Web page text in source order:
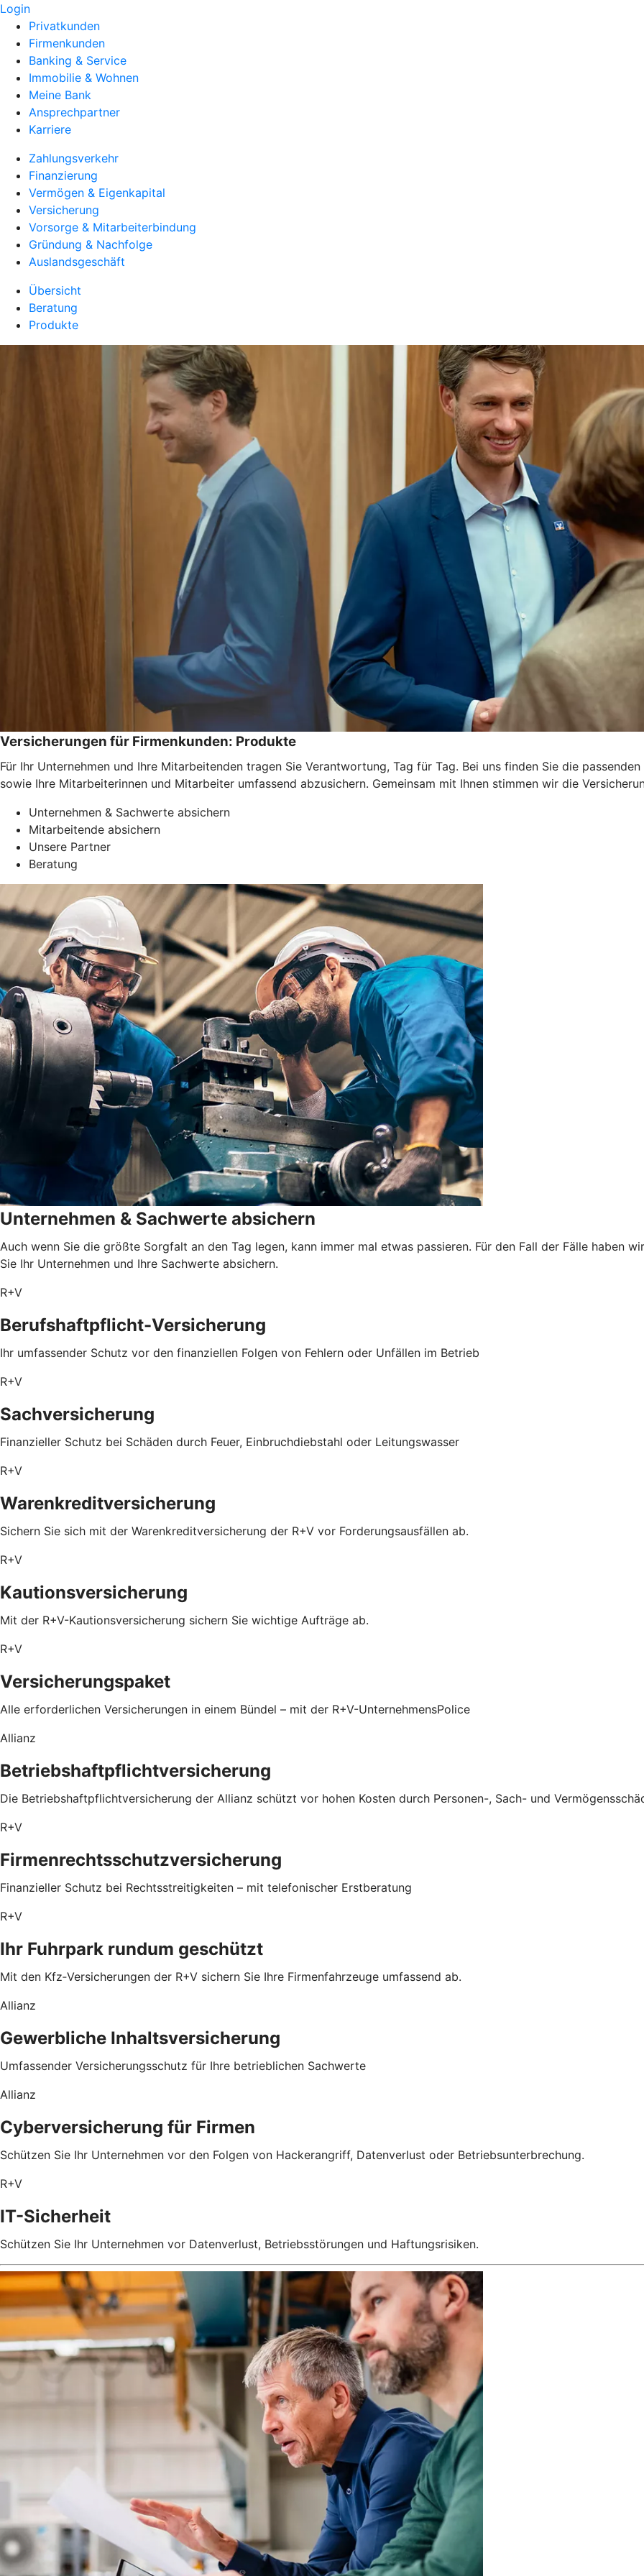
Login
Privatkunden
Firmenkunden
Banking & Service
Immobilie & Wohnen
Meine Bank
Ansprechpartner
Karriere
Zahlungsverkehr
Finanzierung
Vermögen & Eigenkapital
Versicherung
Vorsorge & Mitarbeiterbindung
Gründung & Nachfolge
Auslandsgeschäft
Übersicht
Beratung
Produkte
Versicherungen für Firmenkunden: Produkte
Für Ihr Unternehmen und Ihre Mitarbeitenden tragen Sie Verantwortung, Tag für Tag. Bei uns finden Sie die
sowie Ihre Mitarbeiterinnen und Mitarbeiter umfassend abzusichern. Gemeinsam mit Ihnen stimmen wir die
Unternehmen & Sachwerte absichern
Mitarbeitende absichern
Unsere Partner
Beratung
Unternehmen & Sachwerte absichern
Auch wenn Sie die größte Sorgfalt an den Tag legen, kann immer mal etwas passieren. Für den Fall der Fälle haben
Sie Ihr Unternehmen und Ihre Sachwerte absichern.
R+V
Berufshaftpflicht-Versicherung
Ihr umfassender Schutz vor den finanziellen Folgen von Fehlern oder Unfällen im Betrieb
R+V
Sachversicherung
Finanzieller Schutz bei Schäden durch Feuer, Einbruchdiebstahl oder Leitungswasser
R+V
Warenkreditversicherung
Sichern Sie sich mit der Warenkreditversicherung der R+V vor Forderungsausfällen ab.
R+V
Kautionsversicherung
Mit der R+V-Kautionsversicherung sichern Sie wichtige Aufträge ab.
R+V
Versicherungspaket
Alle erforderlichen Versicherungen in einem Bündel – mit der R+V-UnternehmensPolice
Allianz
Betriebshaftpflichtversicherung
Die Betriebshaftpflichtversicherung der Allianz schützt vor hohen Kosten durch Personen-, Sach- und
R+V
Firmenrechtsschutzversicherung
Finanzieller Schutz bei Rechtsstreitigkeiten – mit telefonischer Erstberatung
R+V
Ihr Fuhrpark rundum geschützt
Mit den Kfz‑Versicherungen der R+V sichern Sie Ihre Firmenfahrzeuge umfassend ab.
Allianz
Gewerbliche Inhaltsversicherung
Umfassender Versicherungsschutz für Ihre betrieblichen Sachwerte
Allianz
Cyberversicherung für Firmen
Schützen Sie Ihr Unternehmen vor den Folgen von Hackerangriff, Datenverlust oder Betriebsunterbrechung.
R+V
IT-Sicherheit
Schützen Sie Ihr Unternehmen vor Datenverlust, Betriebsstörungen und Haftungsrisiken.